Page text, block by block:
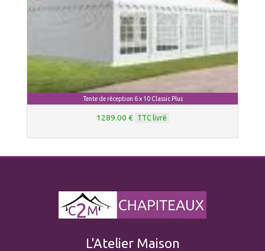
Tente de réception 6 x 10 Classic Plus
1289.00 € TTC livré
L'Atelier Maison